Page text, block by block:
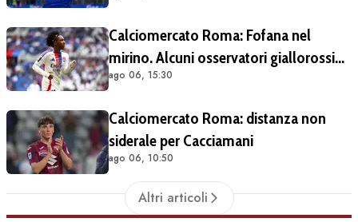
Calciomercato Roma: Fofana nel
mirino. Alcuni osservatori giallorossi
presenti nel match di Champions con il
ago 06, 15:30
Calciomercato Roma: distanza non
siderale per Cacciamani
ago 06, 10:50
Altri articoli